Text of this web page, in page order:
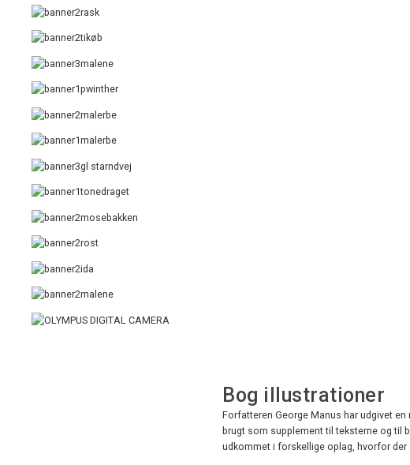
Bog illustrationer
Forfatteren George Manus har udgivet
brugt som supplement til teksterne og til
udkommet i forskellige oplag, hvorfor